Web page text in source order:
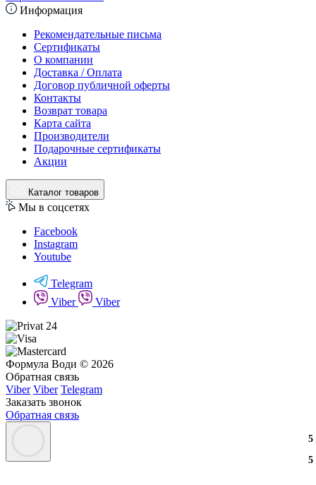
3
3
2
2
3
3
5
5
Информация
Рекомендательные письма
Сертификаты
О компании
Доставка / Оплата
Договор публичной оферты
Контакты
Возврат товара
Карта сайта
Производители
Подарочные сертификаты
Акции
Каталог товаров
Мы в соцсетях
Facebook
Instagram
Youtube
Telegram
Viber
Viber
Формула Води © 2026
Обратная связь
Viber Viber Telegram
Заказать звонок
Обратная связь